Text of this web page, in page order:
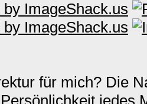
für mich? Die
jedes